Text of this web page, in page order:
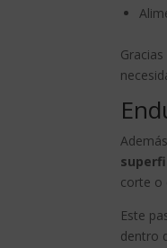
corte o
Este
dentro